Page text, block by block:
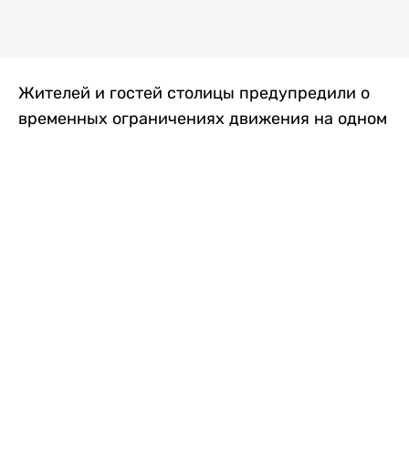
Жителей и гостей столицы предупредили о
временных ограничениях движения на одном